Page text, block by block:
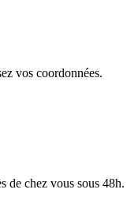
vos coordonnées.
de chez vous sous 48h.